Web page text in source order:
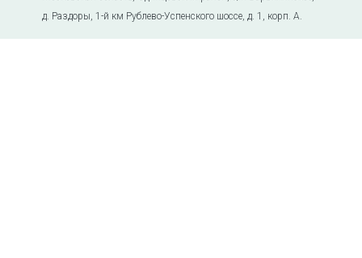
д. Раздоры, 1-й км Рублево-Успенского шоссе, д. 1, корп. А.